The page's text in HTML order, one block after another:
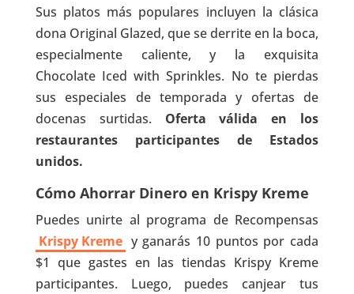
Sus platos más populares incluyen la clásica
dona Original Glazed, que se derrite en la boca,
especialmente caliente, y la exquisita
Chocolate Iced with Sprinkles. No te pierdas
sus especiales de temporada y ofertas de
docenas surtidas. Oferta válida en los
restaurantes participantes de Estados
unidos.
Cómo Ahorrar Dinero en Krispy Kreme
Puedes unirte al programa de Recompensas
Krispy Kreme y ganarás 10 puntos por cada
$1 que gastes en las tiendas Krispy Kreme
participantes. Luego, puedes canjear tus